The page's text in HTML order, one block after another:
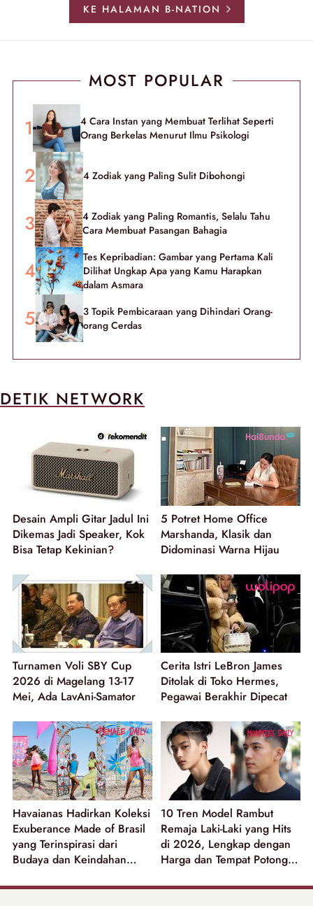
KE HALAMAN B-NATION
MOST POPULAR
4 Cara Instan yang Membuat Terlihat Seperti
Orang Berkelas Menurut Ilmu Psikologi
4 Zodiak yang Paling Sulit Dibohongi
4 Zodiak yang Paling Romantis, Selalu Tahu
Cara Membuat Pasangan Bahagia
Tes Kepribadian: Gambar yang Pertama Kali
Dilihat Ungkap Apa yang Kamu Harapkan
dalam Asmara
3 Topik Pembicaraan yang Dihindari Orang-
orang Cerdas
DETIK NETWORK
Desain Ampli Gitar Jadul Ini
Dikemas Jadi Speaker, Kok
Bisa Tetap Kekinian?
5 Potret Home Office
Marshanda, Klasik dan
Didominasi Warna Hijau
Turnamen Voli SBY Cup
2026 di Magelang 13-17
Mei, Ada LavAni-Samator
Cerita Istri LeBron James
Ditolak di Toko Hermes,
Pegawai Berakhir Dipecat
Havaianas Hadirkan Koleksi
Exuberance Made of Brasil
yang Terinspirasi dari
Budaya dan Keindahan
10 Tren Model Rambut
Remaja Laki-Laki yang Hits
di 2026, Lengkap dengan
Harga dan Tempat Potong